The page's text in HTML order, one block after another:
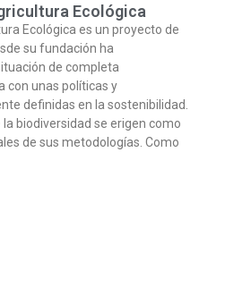
Ecológica
Ecológica es un proyecto de
su fundación ha
de completa
con unas políticas y
definidas en la sostenibilidad.
la biodiversidad se erigen como
de sus metodologías. Como